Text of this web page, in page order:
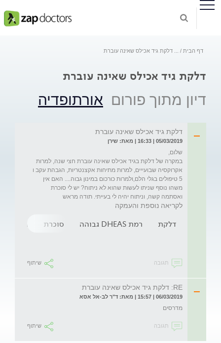
דף הבית דלקת גיד אכילס שאינה עוברת
דלקת גיד אכילס שאינה עוברת
דיון מתוך פורום אורתופדיה
דלקת גיד אכילס שאינה עוברת
05/03/2019 | 16:33 | מאת: שירן
במקרה של דלקת בגיד אכילס שאינה עוברת חצי שנה, למרות
אקרוקסיה שבועייים, למרות מתיחות אקצנטריות, הגבהת עקב ו
5 טיפולים בגלי הלם,ולמרות כורכום במינון גבוה.... האם אין
משהו נוסף שניתו לעשות שהוא לא ניתוח? יש לי סוכרת
ואסתמה קשה, וניתוח יהיה לי בעייתי. תודה מראש
לקריאה נוספת והעמקה
דלקת רמת DHEAS גבוהה סוכרת הלם
תגובה שיתוף
RE: דלקת גיד אכילס שאינה עוברת
06/03/2019 | 15:57 | מאת: ד"ר לב-אל אסא
מדרסים
תגובה שיתוף